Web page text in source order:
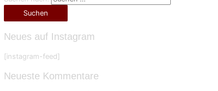
Neues auf Instagram
[instagram-feed]
Neueste Kommentare